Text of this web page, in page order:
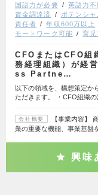
国語力が必要
英語力不
資金調達済
ポテンシャ
責任者
年収600万以上
モートワーク可能
育児
CFOまたはCFO組
務経理組織）が経
ss Partne…
以下の領域を、構想策定か
ただきます。 ・CFO組織
会社概要
【事業内容】
業の重要な機能、事業基盤
興味